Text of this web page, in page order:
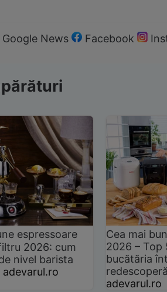
Google News Facebook
espressoare
2026: cum
nivel barista
adevarul.ro
Cea mai
2026 –
bucătăria
adevarul.ro